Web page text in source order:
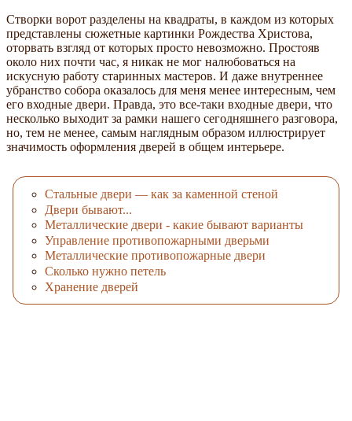
Створки ворот разделены на квадраты, в каждом из которых
представлены сюжетные картинки Рождества Христова,
оторвать взгляд от которых просто невозможно. Простояв
около них почти час, я никак не мог налюбоваться на
искусную работу старинных мастеров. И даже внутреннее
убранство собора оказалось для меня менее интересным, чем
его входные двери. Правда, это все-таки входные двери, что
несколько выходит за рамки нашего сегодняшнего разговора,
но, тем не менее, самым наглядным образом иллюстрирует
значимость оформления дверей в общем интерьере.
Стальные двери — как за каменной стеной
Двери бывают...
Металлические двери - какие бывают варианты
Управление противопожарными дверьми
Металлические противопожарные двери
Сколько нужно петель
Хранение дверей